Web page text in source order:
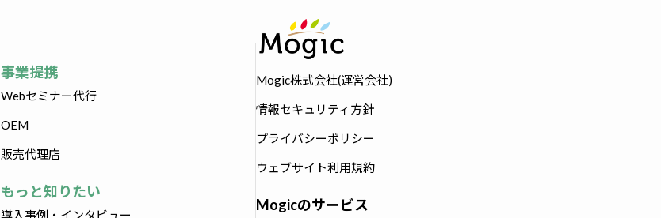
事業提携
Webセミナー代行
OEM
販売代理店
もっと知りたい
導入事例・インタビュー
Mogic株式会社(運営会社)
情報セキュリティ方針
プライバシーポリシー
ウェブサイト利用規約
Mogicのサービス